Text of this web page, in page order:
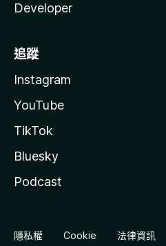
Developer
追蹤
Instagram
YouTube
TikTok
Bluesky
Podcast
隱私權 Cookie 法律資訊